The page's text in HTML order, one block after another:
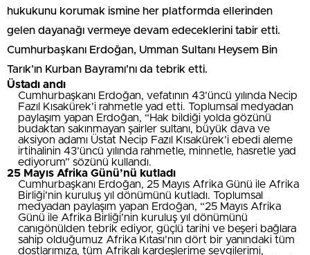
hukukunu korumak ismine her platformda ellerinden
gelen dayanağı vermeye devam edeceklerini tabir etti.
Cumhurbaşkanı Erdoğan, Umman Sultanı Heysem Bin
Tarık’ın Kurban Bayramı’nı da tebrik etti.
Üstadı andı
Cumhurbaşkanı Erdoğan, vefatının 43’üncü yılında Necip
Fazıl Kısakürek’i rahmetle yad etti. Toplumsal medyadan
paylaşım yapan Erdoğan, “Hak bildiği yolda gözünü
budaktan sakınmayan şairler sultanı, büyük dava ve
aksiyon adamı Üstat Necip Fazıl Kısakürek’i ebedi aleme
irtihalinin 43’üncü yılında rahmetle, minnetle, hasretle yad
ediyorum” sözünü kullandı.
25 Mayıs Afrika Günü’nü kutladı
Cumhurbaşkanı Erdoğan, 25 Mayıs Afrika Günü ile Afrika
Birliği’nin kuruluş yıl dönümünü kutladı. Toplumsal
medyadan paylaşım yapan Erdoğan, “25 Mayıs Afrika
Günü ile Afrika Birliği’nin kuruluş yıl dönümünü
canıgönülden tebrik ediyor, güçlü tarihi ve beşeri bağlara
sahip olduğumuz Afrika Kıtası’nın dört bir yanındaki tüm
dostlarımıza, tüm Afrikalı kardeşlerime sevgilerimi,